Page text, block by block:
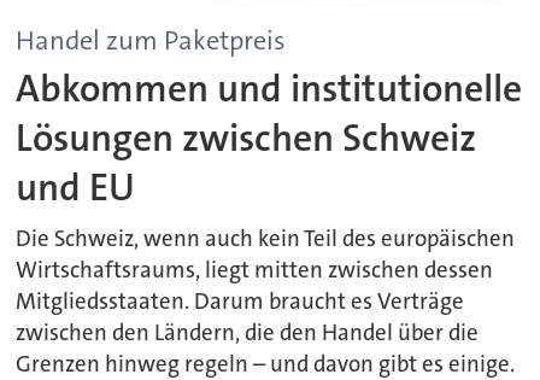
Handel zum Paketpreis
Abkommen und institutionelle
Lösungen zwischen Schweiz
und EU
Die Schweiz, wenn auch kein Teil des europäischen
Wirtschaftsraums, liegt mitten zwischen dessen
Mitgliedsstaaten. Darum braucht es Verträge
zwischen den Ländern, die den Handel über die
Grenzen hinweg regeln – und davon gibt es einige.